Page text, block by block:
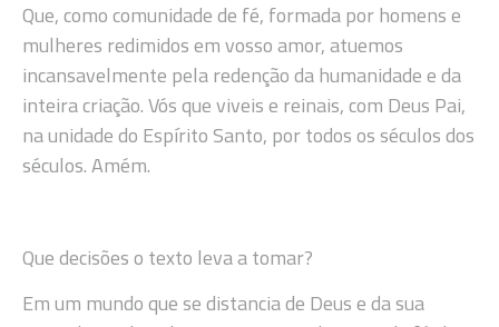
Que, como comunidade de fé, formada por homens e
mulheres redimidos em vosso amor, atuemos
incansavelmente pela redenção da humanidade e da
inteira criação. Vós que viveis e reinais, com Deus Pai,
na unidade do Espírito Santo, por todos os séculos dos
séculos. Amém.
Que decisões o texto leva a tomar?
Em um mundo que se distancia de Deus e da sua